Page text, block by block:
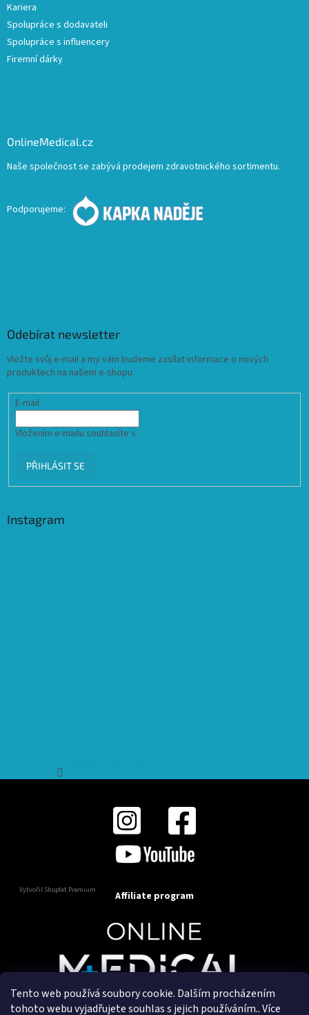
Tento web používá soubory cookie. Dalším procházením
tohoto webu vyjadřujete souhlas s jejich používáním.. Více
Kariera
Spolupráce s dodavateli
Spolupráce s influencery
Firemní dárky
OnlineMedical.cz
Naše společnost se zabývá prodejem zdravotnického sortimentu.
Podporujeme:
Odebírat newsletter
Vložte svůj e-mail a my vám budeme zasílat informace o nových
produktech na našem e-shopu.
E-mail
Vložením e-mailu souhlasíte s
PŘIHLÁSIT SE
Instagram
Vytvořil Shoptet Premium Affiliate program
Copyright 2025OnlineMedical.cz. Všechna práva